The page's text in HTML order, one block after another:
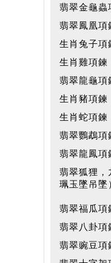
翡翠金龜蟲
翡翠鳳凰項
生肖兔子項
生肖雞項鍊
翡翠龍龜項
生肖豬項鍊
生肖蛇項鍊
翡翠鸚鵡項
翡翠龍鳳項
翡翠狐狸，
珮玉墜吊墜
翡翠福瓜項
翡翠八卦項
翡翠豌豆項